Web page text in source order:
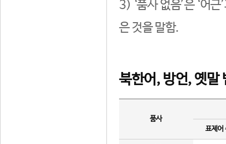
3) ‘품사 없음’은 ‘어
은 것을 말함.
북한어, 방언, 옛말
품사
표제어